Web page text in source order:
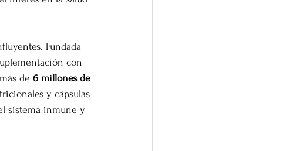
Fundada
con
de 6 millones de
y cápsulas
sistema inmune y